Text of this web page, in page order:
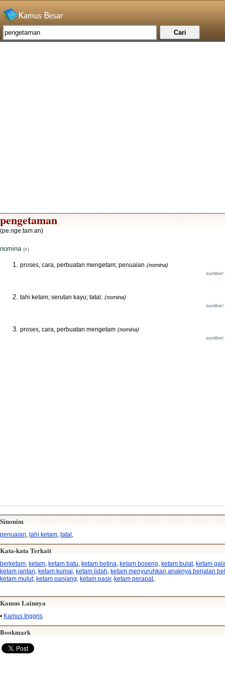
pengetaman
(pe.nge.tam.an)
nomina (n)
proses, cara, perbuatan mengetam; penuaian (nomina)
tahi ketam; serutan kayu; tatal; (nomina)
proses, cara, perbuatan mengetam (nomina)
Sinonim
penuaian tahi ketam tatal
Kata-kata Terkait
berketam, ketam, ketam batu, ketam betina, ketam boseng, ketam bulat, ketam
ketam jantan, ketam kumai, ketam lidah, ketam menyuruhkan anaknya berjalan
ketam mulut, ketam panjang, ketam pasir, ketam perapat,
Kamus Lainnya
• Kamus Inggris
Bookmark